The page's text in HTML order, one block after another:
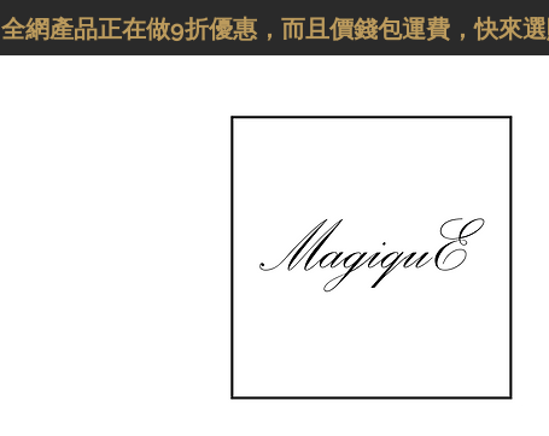
全網產品正在做9折優惠，而且價錢包運費，快來選